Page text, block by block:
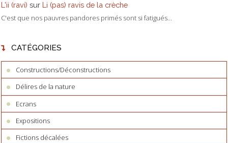
L'ii (ravi) sur Li (pas) ravis de la crèche
C'est que nos pauvres pandores primés sont si fatigués...
CATÉGORIES
Constructions/Déconstructions
Délires de la nature
Ecrans
Expositions
Fictions décalées